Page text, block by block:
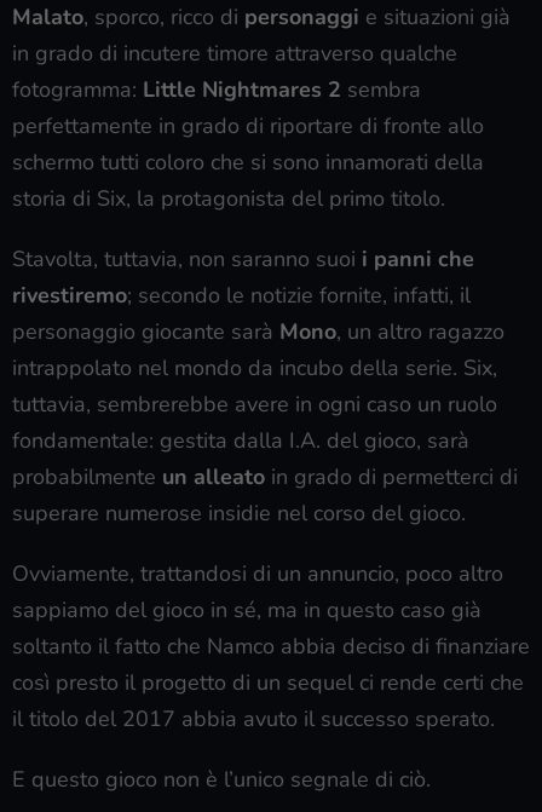
Malato, sporco, ricco di personaggi e situazioni già
in grado di incutere timore attraverso qualche
fotogramma: Little Nightmares 2 sembra
perfettamente in grado di riportare di fronte allo
schermo tutti coloro che si sono innamorati della
storia di Six, la protagonista del primo titolo.
Stavolta, tuttavia, non saranno suoi i panni che
rivestiremo; secondo le notizie fornite, infatti, il
personaggio giocante sarà Mono, un altro ragazzo
intrappolato nel mondo da incubo della serie. Six,
tuttavia, sembrerebbe avere in ogni caso un ruolo
fondamentale: gestita dalla I.A. del gioco, sarà
probabilmente un alleato in grado di permetterci di
superare numerose insidie nel corso del gioco.
Ovviamente, trattandosi di un annuncio, poco altro
sappiamo del gioco in sé, ma in questo caso già
soltanto il fatto che Namco abbia deciso di finanziare
così presto il progetto di un sequel ci rende certi che
il titolo del 2017 abbia avuto il successo sperato.
E questo gioco non è l’unico segnale di ciò.